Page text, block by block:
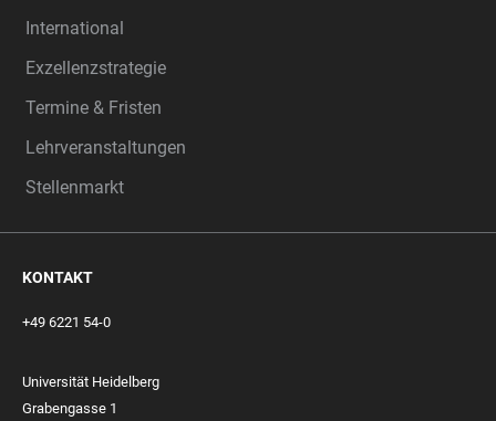
International
Exzellenzstrategie
Termine & Fristen
Lehrveranstaltungen
Stellenmarkt
KONTAKT
+49 6221 54-0
Universität Heidelberg
Grabengasse 1